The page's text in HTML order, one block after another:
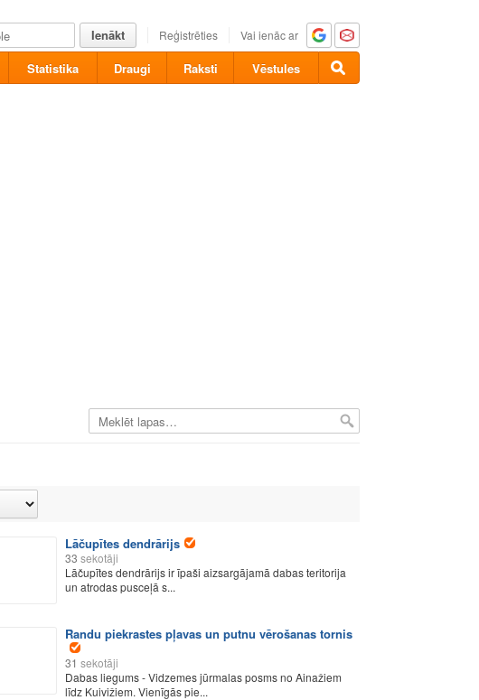
Ienākt Reģistrēties Vai ienāc ar
Statistika Draugi Raksti Vēstules
Lāčupītes dendrārijs
33 sekotāji
Lāčupītes dendrārijs ir īpaši aizsargājamā dabas teritorija
un atrodas pusceļā s...
Randu piekrastes pļavas un putnu vērošanas tornis
31 sekotāji
Dabas liegums - Vidzemes jūrmalas posms no Ainažiem
līdz Kuivižiem. Vienīgās pie...